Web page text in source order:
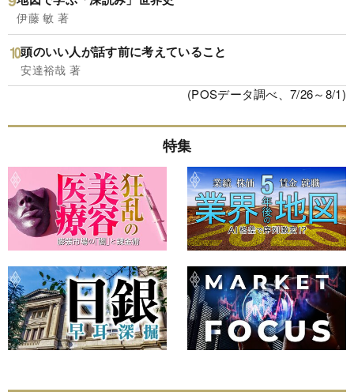
伊藤 敏 著
頭のいい人が話す前に考えていること
安達裕哉 著
(POSデータ調べ、7/26～8/1)
特集